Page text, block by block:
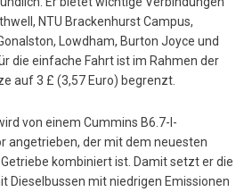
NTU Brackenhurst Campus,
Lowdham, Burton Joyce und
die einfache Fahrt ist im Rahmen der
auf 3 £ (3,57 Euro) begrenzt.
von einem Cummins B6.7-l-
angetrieben, der mit dem neuesten
kombiniert ist. Damit setzt er die
Dieselbussen mit niedrigen Emissionen